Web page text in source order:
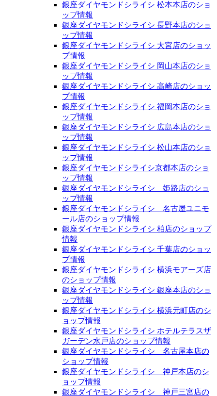
銀座ダイヤモンドシライシ 松本本店のショ
ップ情報
銀座ダイヤモンドシライシ 長野本店のショ
ップ情報
銀座ダイヤモンドシライシ 大宮店のショッ
プ情報
銀座ダイヤモンドシライシ 岡山本店のショ
ップ情報
銀座ダイヤモンドシライシ 高崎店のショッ
プ情報
銀座ダイヤモンドシライシ 福岡本店のショ
ップ情報
銀座ダイヤモンドシライシ 広島本店のショ
ップ情報
銀座ダイヤモンドシライシ 松山本店のショ
ップ情報
銀座ダイヤモンドシライシ京都本店のショ
ップ情報
銀座ダイヤモンドシライシ 姫路店のショ
ップ情報
銀座ダイヤモンドシライシ 名古屋ユニモ
ール店のショップ情報
銀座ダイヤモンドシライシ 柏店のショップ
情報
銀座ダイヤモンドシライシ 千葉店のショッ
プ情報
銀座ダイヤモンドシライシ 横浜モアーズ店
のショップ情報
銀座ダイヤモンドシライシ 銀座本店のショ
ップ情報
銀座ダイヤモンドシライシ 横浜元町店のシ
ョップ情報
銀座ダイヤモンドシライシ ホテルテラスザ
ガーデン水戸店のショップ情報
銀座ダイヤモンドシライシ 名古屋本店の
ショップ情報
銀座ダイヤモンドシライシ 神戸本店のシ
ョップ情報
銀座ダイヤモンドシライシ 神戸三宮店の